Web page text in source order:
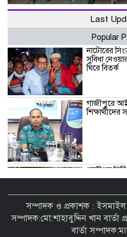
Last
Popular
নাটোরের
সুবিধা
ঘিরে বিতর্ক
গাজীপুরে
শিক্ষার্থীদের
গাজীপুর
হোসেন
গাজীপুরের
প্রেমিক
সম্পাদক ও প্রকাশক : ইসমাইল
সম্পাদক:মো:শাহাবুদ্দিন খান বার্তা
বার্তা